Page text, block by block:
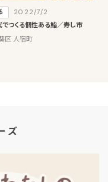
2022/7/2
つくる個性ある鮨／寿し市
区 人宿町
ズ